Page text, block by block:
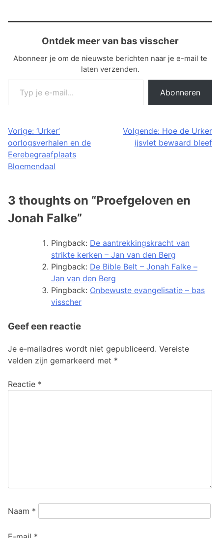
Ontdek meer van bas visscher
Abonneer je om de nieuwste berichten naar je e-mail te
laten verzenden.
Typ je e-mail...
Abonneren
Posted
in
Kunst
&
Literatuur,
Tagged
Bible
Belt,
biblebelt ,
refo,
Bericht
navigatie
Vorige: ‘Urker’
oorlogsverhalen en de
Eerebegraafplaats
Bloemendaal
Volgende: Hoe de Urker
ijsvlet bewaard bleef
3 thoughts on “Proefgeloven en
Jonah Falke”
Pingback: De aantrekkingskracht van
strikte kerken – Jan van den Berg
Pingback: De Bible Belt – Jonah Falke –
Jan van den Berg
Pingback: Onbewuste evangelisatie – bas
visscher
Geef een reactie
Je e-mailadres wordt niet gepubliceerd. Vereiste
velden zijn gemarkeerd met *
Reactie *
Naam *